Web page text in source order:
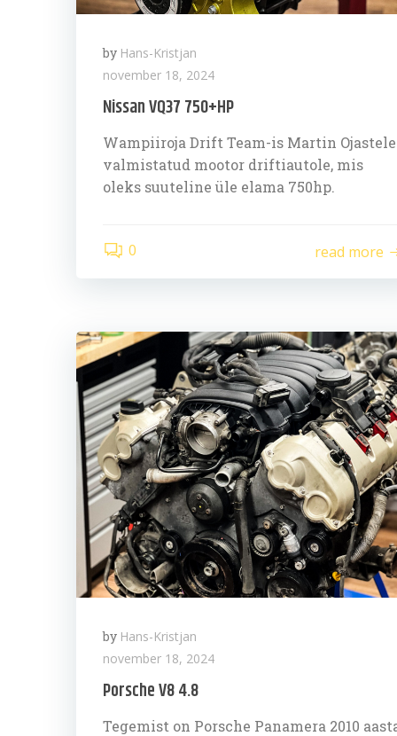
by Hans-Kristjan
november 18, 2024
Nissan VQ37 750+HP
Wampiiroja Drift Team-is Martin Ojastele
valmistatud mootor driftiautole, mis
oleks suuteline üle elama 750hp.
0 read more
by Hans-Kristjan
november 18, 2024
Porsche V8 4.8
Tegemist on Porsche Panamera 2010